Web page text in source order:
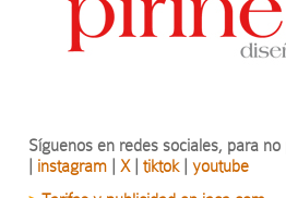
Síguenos en redes sociales, para
instagram X| tiktok| youtube